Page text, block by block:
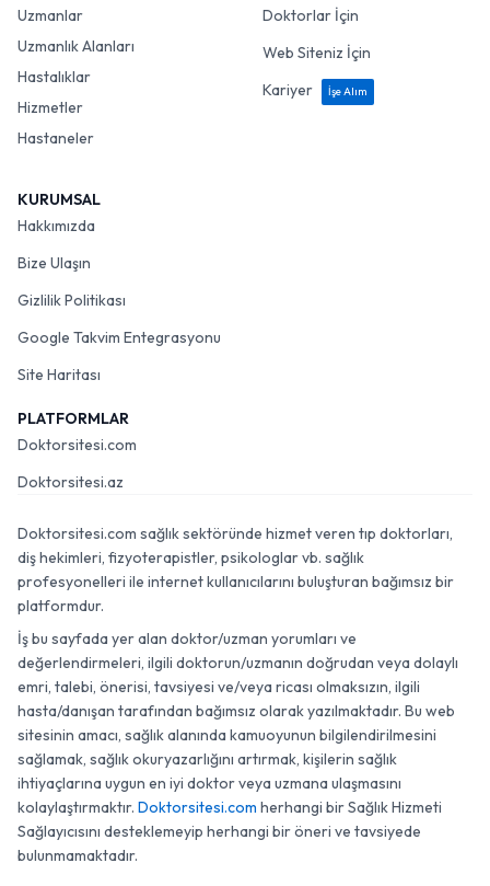
Uzmanlar
Uzmanlık Alanları
Hastalıklar
Hizmetler
Hastaneler
Doktorlar İçin
Web Siteniz İçin
Kariyer
İşe Alım
KURUMSAL
Hakkımızda
Bize Ulaşın
Gizlilik Politikası
Google Takvim Entegrasyonu
Site Haritası
PLATFORMLAR
Doktorsitesi.com
Doktorsitesi.az
Doktorsitesi.com sağlık sektöründe hizmet veren tıp doktorları,
diş hekimleri, fizyoterapistler, psikologlar vb. sağlık
profesyonelleri ile internet kullanıcılarını buluşturan bağımsız bir
platformdur.
İş bu sayfada yer alan doktor/uzman yorumları ve
değerlendirmeleri, ilgili doktorun/uzmanın doğrudan veya dolaylı
emri, talebi, önerisi, tavsiyesi ve/veya ricası olmaksızın, ilgili
hasta/danışan tarafından bağımsız olarak yazılmaktadır. Bu web
sitesinin amacı, sağlık alanında kamuoyunun bilgilendirilmesini
sağlamak, sağlık okuryazarlığını artırmak, kişilerin sağlık
ihtiyaçlarına uygun en iyi doktor veya uzmana ulaşmasını
kolaylaştırmaktır. Doktorsitesi.com herhangi bir Sağlık Hizmeti
Sağlayıcısını desteklemeyip herhangi bir öneri ve tavsiyede
bulunmamaktadır.